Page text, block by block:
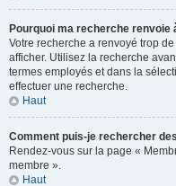
Pourquoi ma recherche renvoie
Votre recherche a renvoyé trop
afficher. Utilisez la recherche
termes employés et dans la
effectuer une recherche.
Haut
Comment puis-je rechercher
Rendez-vous sur la page «
membre ».
Haut